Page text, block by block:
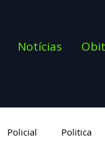
Notícias
Policial Politica